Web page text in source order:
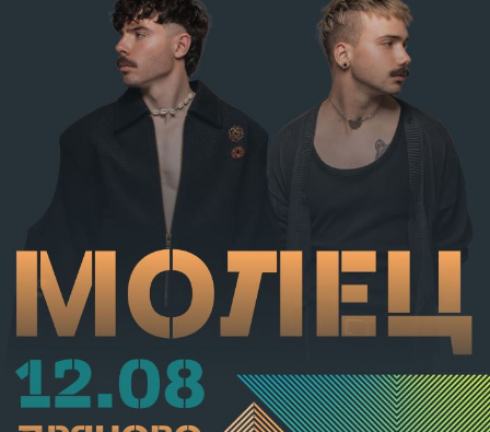
административно наказание по реда на чл.78а ал.1
от НК – глоба в размер на 306,77 евро.
С постановление на Районна прокуратура-Габрово
В.А. е бил задържан за срок до 72 часа, а с
определение на Районен съд-Габрово спрямо него е
взета мярка за неотклонение „домашен арест“.
Съдебният акт е окончателен.